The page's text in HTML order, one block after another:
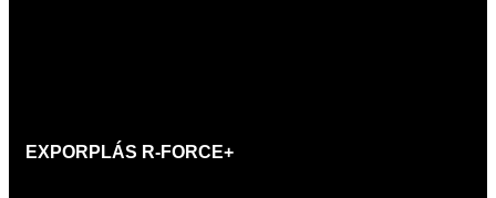
EXPORPLÁS R-FORCE+